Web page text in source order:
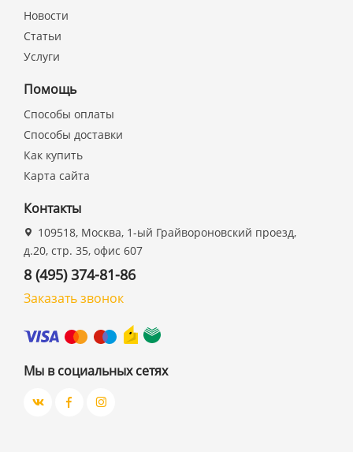
Новости
Статьи
Услуги
Помощь
Способы оплаты
Способы доставки
Как купить
Карта сайта
Контакты
109518, Москва, 1-ый Грайвороновский проезд,
д.20, стр. 35, офис 607
8 (495) 374-81-86
Заказать звонок
Мы в социальных сетях